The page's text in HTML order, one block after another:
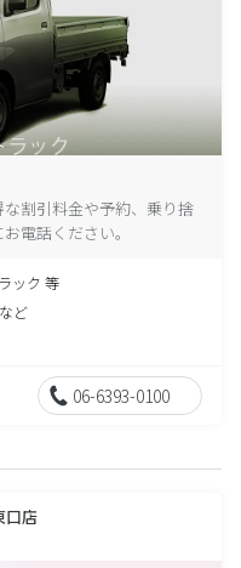
割引料金や予約、乗り捨
電話ください。
ック 等
ど
06-6393-0100
口店